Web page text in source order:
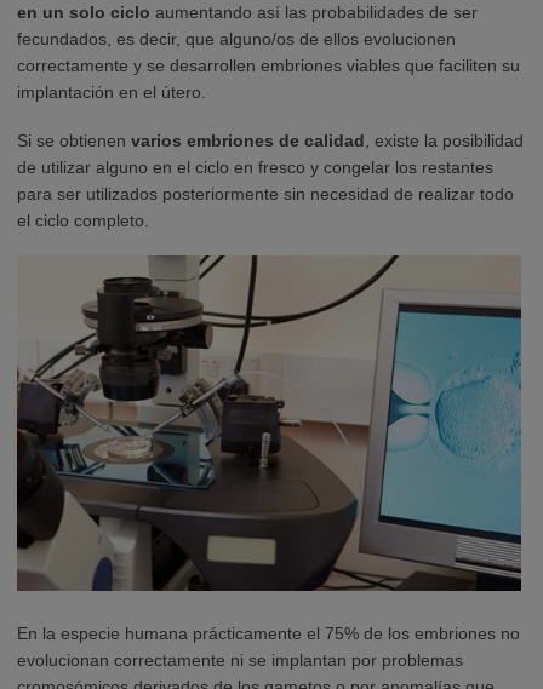
en un solo ciclo aumentando así las probabilidades de ser
fecundados, es decir, que alguno/os de ellos evolucionen
correctamente y se desarrollen embriones viables que faciliten su
implantación en el útero.
Si se obtienen varios embriones de calidad , existe la posibilidad
de utilizar alguno en el ciclo en fresco y congelar los restantes
para ser utilizados posteriormente sin necesidad de realizar todo
el ciclo completo.
En la especie humana prácticamente el 75% de los embriones no
evolucionan correctamente ni se implantan por problemas